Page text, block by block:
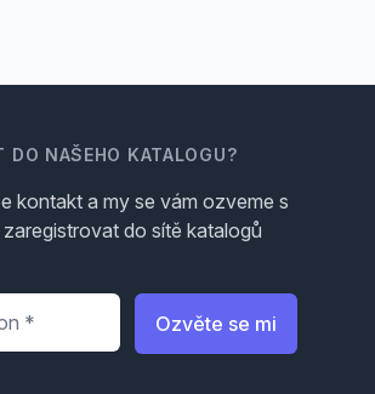
DO NAŠEHO KATALOGU?
kontakt a my se vám ozveme s
do sítě katalogů
Ozvěte se mi